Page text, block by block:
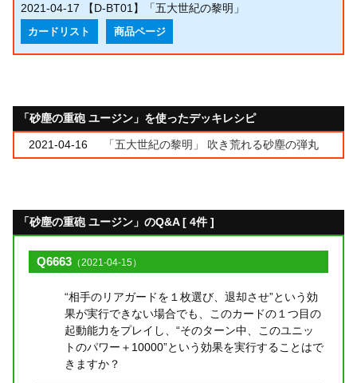
2021-04-17 【D-BT01】「五大世紀の黎明」
カードリスト 商品ページ
「砂塵の重砲 ユージン」を使ったデッキレシピ
2021-04-16 「五大世紀の黎明」 吹き荒れる砂塵の弾丸
「砂塵の重砲 ユージン」のQ&A [ 4件 ]
Q6663 （2021-04-15）
“相手のリアガードを１枚選び、退却させ”という効
果が実行できない場合でも、このカードの１つ目の
起動能力をプレイし、“そのターン中、このユニッ
トのパワー＋10000”という効果を実行することはで
きますか？